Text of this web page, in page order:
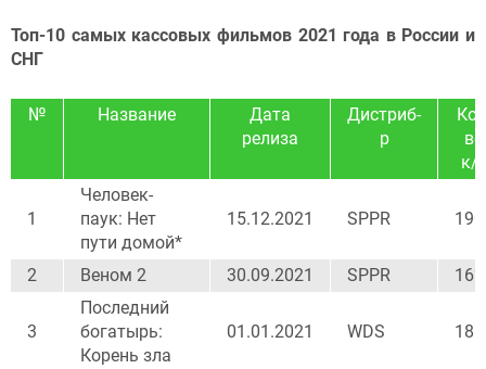
Топ-10 самых кассовых фильмов 2021 года в России и
СНГ
№ Название
Дата
релиза
Дистриб-
р
во
к/т
1
Человек-
паук: Нет
пути домой*
15.12.2021 SPPR
2 Веном 2 30.09.2021 SPPR
3
Последний
богатырь:
Корень зла
01.01.2021 WDS